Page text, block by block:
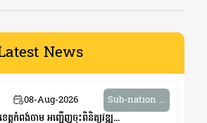
News
08-Aug-2026
Sub-nation ...
ត្តកំពង់ចាម អញ្ជើញចុះពិនិត្យវឌ្ឍ...